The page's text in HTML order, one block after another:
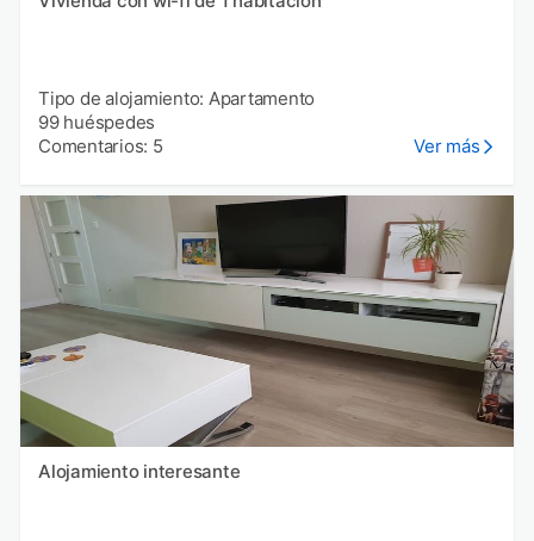
Tipo de alojamiento: Apartamento
99 huéspedes
Comentarios: 5
Ver más
Alojamiento interesante